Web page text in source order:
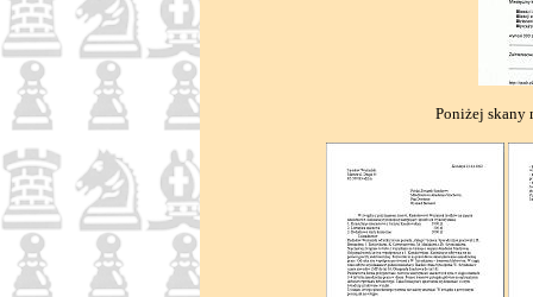
Poniżej skany